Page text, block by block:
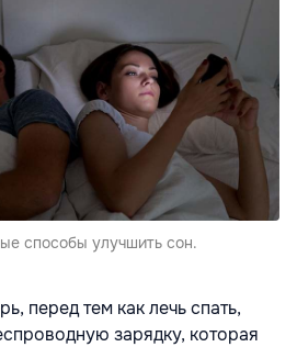
способы улучшить сон.
перед тем как лечь спать,
зарядку, которая